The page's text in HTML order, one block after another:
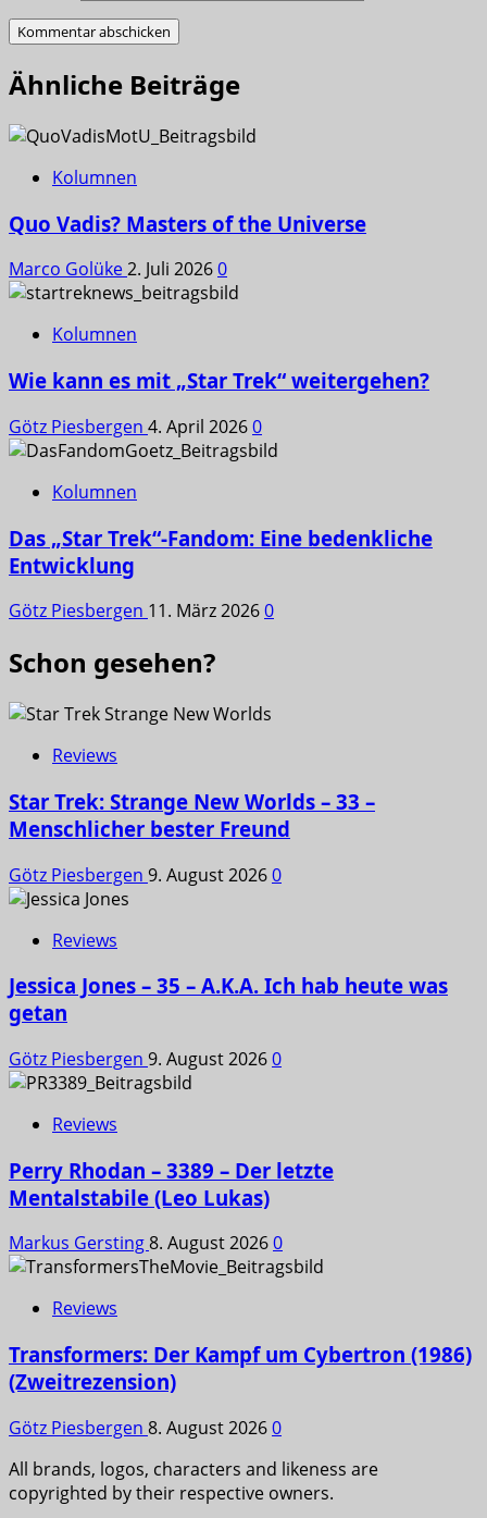
Ähnliche Beiträge
Kolumnen
Quo Vadis? Masters of the Universe
Marco Golüke2. Juli 20260
Kolumnen
Wie kann es mit „Star Trek“ weitergehen?
Götz Piesbergen 4. April 20260
Kolumnen
Das „Star Trek“-Fandom: Eine bedenkliche
Entwicklung
Götz Piesbergen 11. März 20260
Schon gesehen?
Reviews
Star Trek: Strange New Worlds – 33 –
Menschlicher bester Freund
Götz Piesbergen 9. August 20260
Reviews
Jessica Jones – 35 – A.K.A. Ich hab heute was
getan
Götz Piesbergen 9. August 20260
Reviews
Perry Rhodan – 3389 – Der letzte
Mentalstabile (Leo Lukas)
Markus Gersting8. August 20260
Reviews
Transformers: Der Kampf um Cybertron (1986)
(Zweitrezension)
Götz Piesbergen 8. August 20260
All brands, logos, characters and likeness are
copyrighted by their respective owners.